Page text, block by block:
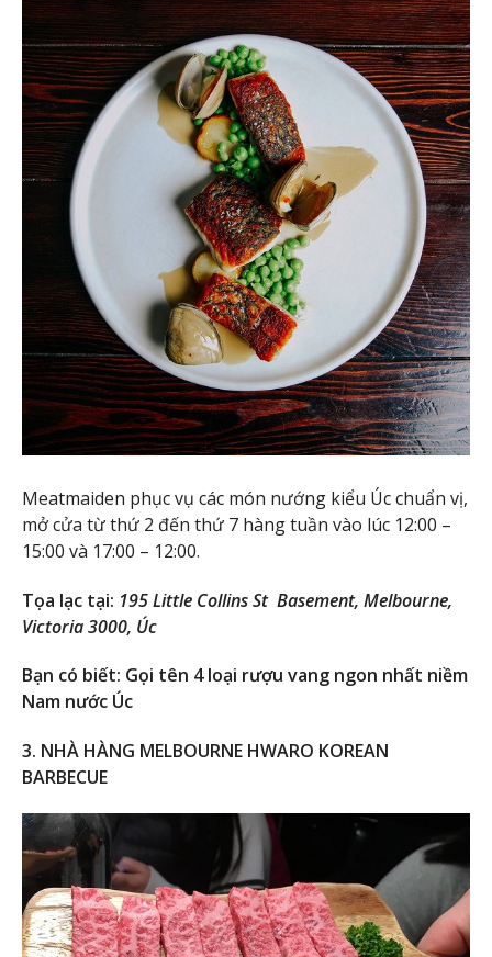
Meatmaiden phục vụ các món nướng kiểu Úc chuẩn vị,
mở cửa từ thứ 2 đến thứ 7 hàng tuần vào lúc 12:00 –
15:00 và 17:00 – 12:00.
Tọa lạc tại: 195 Little Collins St Basement, Melbourne,
Victoria 3000, Úc
Bạn có biết: Gọi tên 4 loại rượu vang ngon nhất niềm
Nam nước Úc
3. NHÀ HÀNG MELBOURNE HWARO KOREAN
BARBECUE